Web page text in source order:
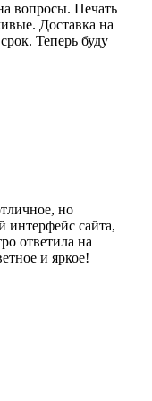
вопросы. Печать
Доставка на
Теперь буду
но
интерфейс сайта,
ответила на
и яркое!